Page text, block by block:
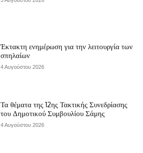
Έκτακτη ενημέρωση για την λειτουργία των
σπηλαίων
4 Αυγούστου 2026
Τα θέματα της 12ης Τακτικής Συνεδρίασης
του Δημοτικού Συμβουλίου Σάμης
4 Αυγούστου 2026